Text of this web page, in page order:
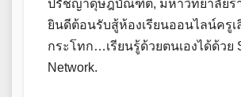
ปรัชญาดุษฎีบัณฑิต, มหาวิทยาลัยร
ยินดีต้อนรับสู้ห้องเรียนออนไลน์ครู
กระโทก…เรียนรู้ด้วยตนเองได้ด้วย
Network.